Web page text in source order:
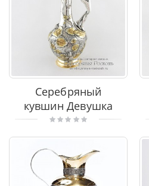
Серебряный
кувшин Девушка